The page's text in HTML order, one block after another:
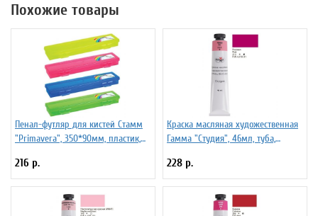
Похожие товары
Пенал-футляр для кистей Стамм
"Primavera", 350*90мм, пластик,
216 р.
Краска масляная художественная
Гамма "Студия", 46мл, туба,
228 р.